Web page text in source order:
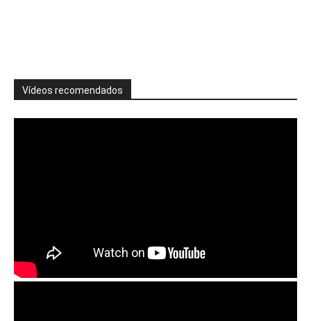
Vídeos recomendados